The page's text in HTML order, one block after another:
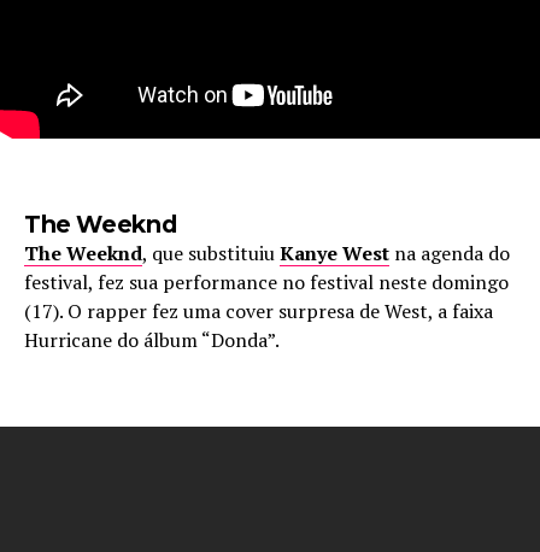
The Weeknd
The Weeknd, que substituiuKanye West na agenda do
festival, fez sua performance no festival neste domingo
(17). O rapper fez uma cover surpresa de West, a faixa
Hurricane do álbum “Donda”.